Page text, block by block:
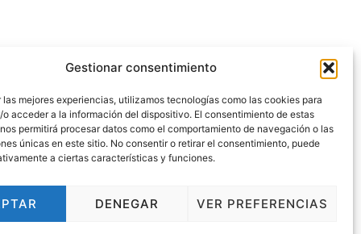
Gestionar consentimiento
las mejores experiencias, utilizamos tecnologías como las cookies para
o acceder a la información del dispositivo. El consentimiento de estas
permitirá procesar datos como el comportamiento de navegación o las
únicas en este sitio. No consentir o retirar el consentimiento, puede
a ciertas características y funciones.
DENEGAR VER PREFERENCIAS